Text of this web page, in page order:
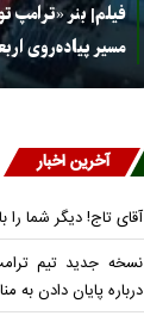
فیلم| بنر «ترامپ
مسیر پیاده‌روی
آخرین اخبار
آقای تاج! دیگر شما را
نسخه جدید تیم
درباره پایان دادن به